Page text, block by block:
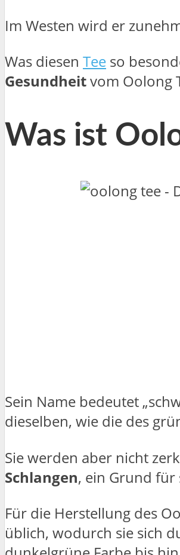
Im Westen wird er
Was diesen Tee so
Gesundheitvom Oolong
Was ist
Sein Name bedeutet
dieselben, wie die des
Sie werden aber nicht
Schlangen, ein Grund für
Für die Herstellung des
üblich, wodurch sie sich